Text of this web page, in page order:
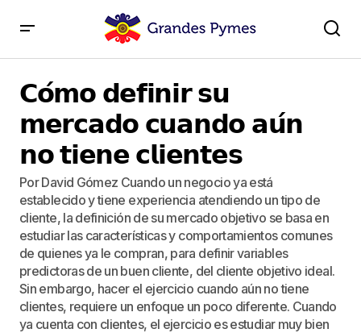
𝗰𝗹𝗶𝗲𝗻𝘁𝗲𝘀
𝗖𝗼́𝗺𝗼 𝗱𝗲𝗳𝗶𝗻𝗶𝗿 𝘀𝘂
𝗺𝗲𝗿𝗰𝗮𝗱𝗼 𝗰𝘂𝗮𝗻𝗱𝗼 𝗮𝘂́𝗻
𝗻𝗼 𝘁𝗶𝗲𝗻𝗲 𝗰𝗹𝗶𝗲𝗻𝘁𝗲𝘀
Por David Gómez Cuando un negocio ya está
establecido y tiene experiencia atendiendo un tipo de
cliente, la definición de su mercado objetivo se basa en
estudiar las características y comportamientos comunes
de quienes ya le compran, para definir variables
predictoras de un buen cliente, del cliente objetivo ideal.
Sin embargo, hacer el ejercicio cuando aún no tiene
clientes, requiere un enfoque un poco diferente. Cuando
ya cuenta con clientes, el ejercicio es estudiar muy bien